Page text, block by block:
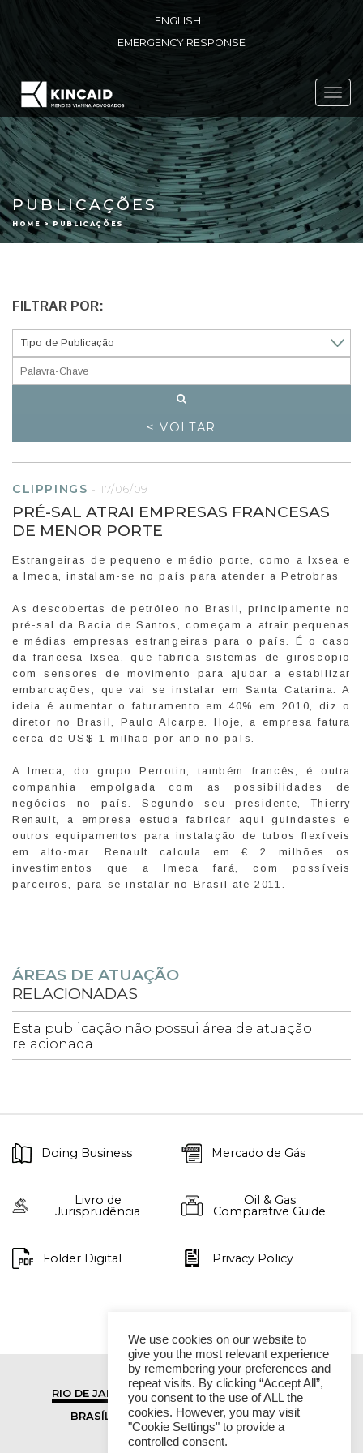
ENGLISH
EMERGENCY RESPONSE
PUBLICAÇÕES
HOME > PUBLICAÇÕES
FILTRAR POR:
< VOLTAR
CLIPPINGS -17/06/09
PRÉ-SAL ATRAI EMPRESAS FRANCESAS
DE MENOR PORTE
Estrangeiras de pequeno e médio porte, como a Ixsea e
a Imeca, instalam-se no país para atender a Petrobras
As descobertas de petróleo no Brasil, principamente no
pré-sal da Bacia de Santos, começam a atrair pequenas
e médias empresas estrangeiras para o país. É o caso
da francesa Ixsea, que fabrica sistemas de giroscópio
com sensores de movimento para ajudar a estabilizar
embarcações, que vai se instalar em Santa Catarina. A
ideia é aumentar o faturamento em 40% em 2010, diz o
diretor no Brasil, Paulo Alcarpe. Hoje, a empresa fatura
cerca de US$ 1 milhão por ano no país.
A Imeca, do grupo Perrotin, também francês, é outra
companhia empolgada com as possibilidades de
negócios no país. Segundo seu presidente, Thierry
Renault, a empresa estuda fabricar aqui guindastes e
outros equipamentos para instalação de tubos flexíveis
em alto-mar. Renault calcula em € 2 milhões os
investimentos que a Imeca fará, com possíveis
parceiros, para se instalar no Brasil até 2011.
ÁREAS DE ATUAÇÃO
RELACIONADAS
Esta publicação não possui área de atuação
relacionada
Doing Business Mercado de Gás
Livro de
Jurisprudência
Oil & Gas
Comparative Guide
Folder Digital Privacy Policy
RIO DE JANEIRO
SÃO PAULO
BRASÍLIA
VITÓRIA
We use cookies on our website to
give you the most relevant experience
by remembering your preferences and
repeat visits. By clicking “Accept All”,
you consent to the use of ALL the
cookies. However, you may visit
"Cookie Settings" to provide a
controlled consent.